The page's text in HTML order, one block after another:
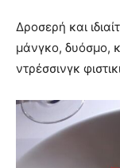
Δροσερή και
μάνγκο, δυόσμο,
ντρέσσινγκ